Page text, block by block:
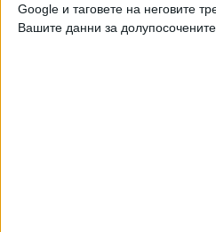
Google и таговете на неговите
Вашите данни за долупосочените
Безвъзмездният труд е труд,